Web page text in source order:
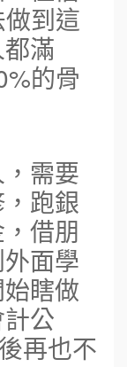
到這
滿
的骨
需要
跑銀
借朋
面學
瞎做
公
再也不